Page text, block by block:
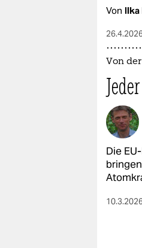
Von
Von
Die